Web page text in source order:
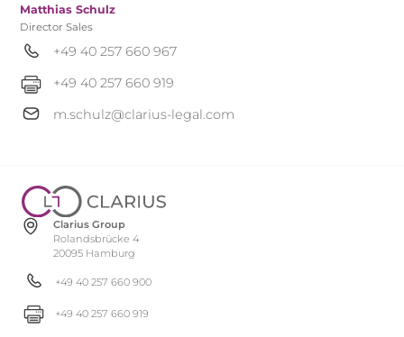
Matthias Schulz
Director Sales
+49 40 257 660 967
+49 40 257 660 919
m.schulz@clarius-legal.com
Clarius Group
Rolandsbrücke 4
20095 Hamburg
+49 40 257 660 900
+49 40 257 660 919